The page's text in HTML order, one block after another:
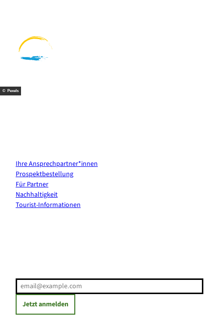
b
n
t
r
e
t
u
b
© Pexels
Ihre Ansprechpartner*innen
Prospektbestellung
Für Partner
Nachhaltigkeit
Tourist-Informationen
Jetzt anmelden